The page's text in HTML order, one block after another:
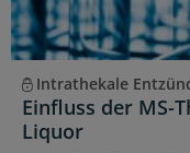
Intrathekale
Einfluss der MS-
Liquor